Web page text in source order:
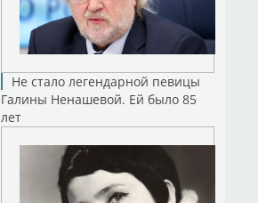
Не стало легендарной певицы
Галины Ненашевой. Ей было 85
лет